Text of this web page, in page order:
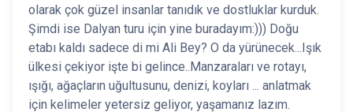
olarak çok güzel insanlar tanıdık ve dostluklar kurduk.
Şimdi ise Dalyan turu için yine buradayım:))) Doğu
etabı kaldı sadece di mi Ali Bey? O da yürünecek...Işık
ülkesi çekiyor işte bi gelince..Manzaraları ve rotayı,
ışığı, ağaçların uğultusunu, denizi, koyları ... anlatmak
için kelimeler yetersiz geliyor, yaşamanız lazım.